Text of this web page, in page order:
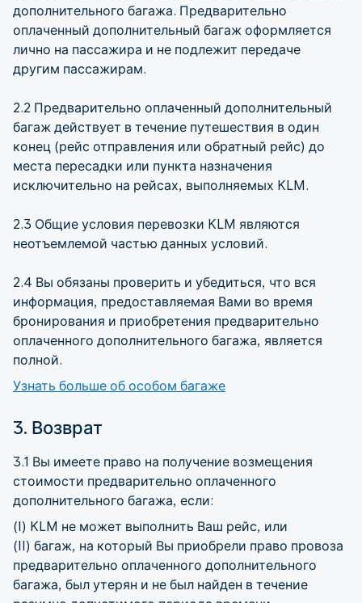
дополнительного багажа. Предварительно
оплаченный дополнительный багаж оформляется
лично на пассажира и не подлежит передаче
другим пассажирам.
2.2 Предварительно оплаченный дополнительный
багаж действует в течение путешествия в один
конец (рейс отправления или обратный рейс) до
места пересадки или пункта назначения
исключительно на рейсах, выполняемых KLM.
2.3 Общие условия перевозки KLM являются
неотъемлемой частью данных условий.
2.4 Вы обязаны проверить и убедиться, что вся
информация, предоставляемая Вами во время
бронирования и приобретения предварительно
оплаченного дополнительного багажа, является
полной.
Узнать больше об особом багаже
3. Возврат
3.1 Вы имеете право на получение возмещения
стоимости предварительно оплаченного
дополнительного багажа, если:
(I) KLM не может выполнить Ваш рейс, или
(II) багаж, на который Вы приобрели право провоза
предварительно оплаченного дополнительного
багажа, был утерян и не был найден в течение